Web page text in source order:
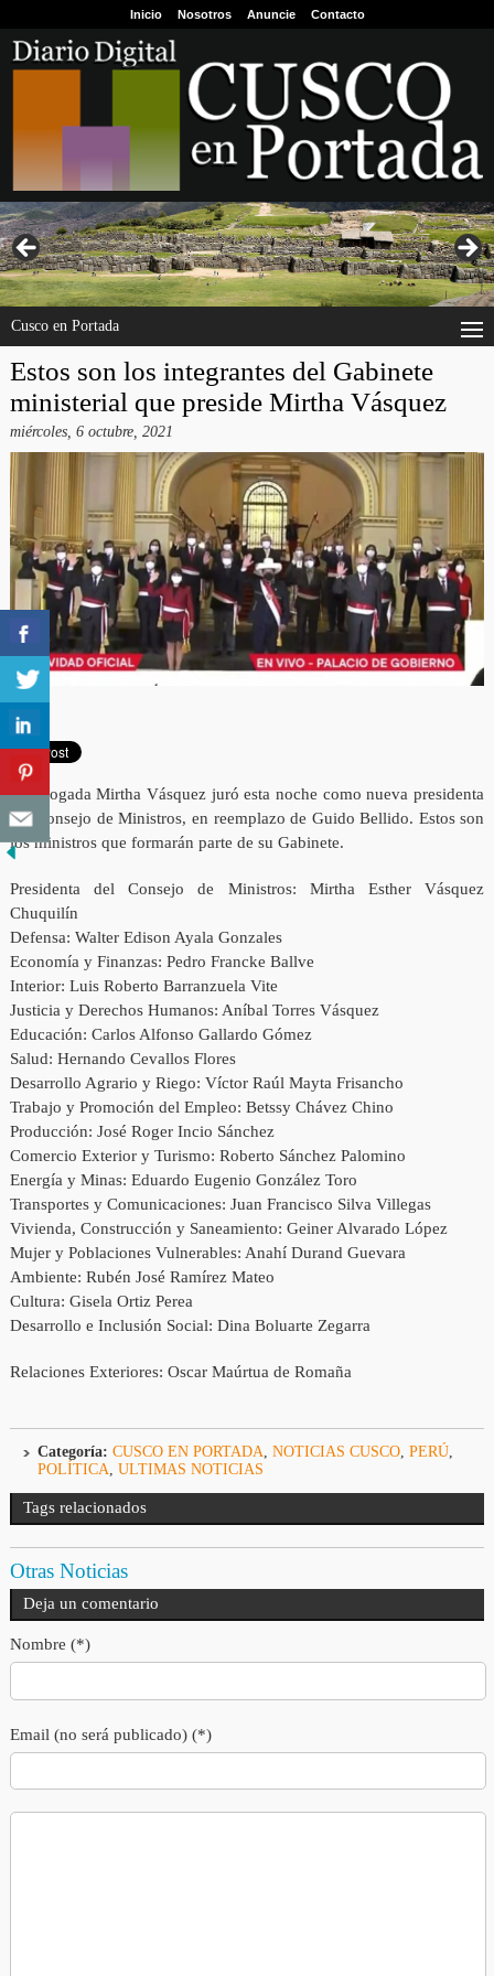
Inicio Nosotros Anuncie Contacto
Cusco en Portada
Estos son los integrantes del Gabinete
ministerial que preside Mirtha Vásquez
miércoles, 6 octubre, 2021
La abogada Mirtha Vásquez juró esta noche como nueva presidenta
del Consejo de Ministros, en reemplazo de Guido Bellido. Estos son
los ministros que formarán parte de su Gabinete.
Presidenta del Consejo de Ministros: Mirtha Esther Vásquez
Chuquilín
Defensa: Walter Edison Ayala Gonzales
Economía y Finanzas: Pedro Francke Ballve
Interior: Luis Roberto Barranzuela Vite
Justicia y Derechos Humanos: Aníbal Torres Vásquez
Educación: Carlos Alfonso Gallardo Gómez
Salud: Hernando Cevallos Flores
Desarrollo Agrario y Riego: Víctor Raúl Mayta Frisancho
Trabajo y Promoción del Empleo: Betssy Chávez Chino
Producción: José Roger Incio Sánchez
Comercio Exterior y Turismo: Roberto Sánchez Palomino
Energía y Minas: Eduardo Eugenio González Toro
Transportes y Comunicaciones: Juan Francisco Silva Villegas
Vivienda, Construcción y Saneamiento: Geiner Alvarado López
Mujer y Poblaciones Vulnerables: Anahí Durand Guevara
Ambiente: Rubén José Ramírez Mateo
Cultura: Gisela Ortiz Perea
Desarrollo e Inclusión Social: Dina Boluarte Zegarra
Relaciones Exteriores: Oscar Maúrtua de Romaña
Categoría: CUSCO EN PORTADA, NOTICIAS CUSCO, PERÚ,
POLÍTICA, ULTIMAS NOTICIAS
Tags relacionados
Otras Noticias
Deja un comentario
Nombre (*)
Email (no será publicado) (*)